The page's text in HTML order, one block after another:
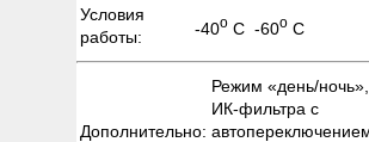
Условия
работы:
-40о С -60о С
Дополнительно:
Режим «день/
ИК-фильтра с